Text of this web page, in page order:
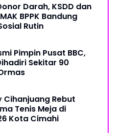
Darah, KSDD dan
BPPK Bandung
Rutin
Pimpin Pusat BBC,
Sekitar 90
Cihanjuang Rebut
Tenis Meja di
Kota Cimahi